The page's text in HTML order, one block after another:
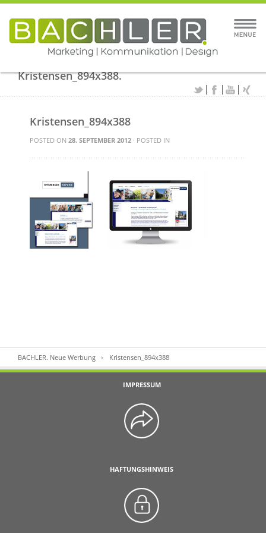
Kristensen_894x388.
Kristensen_894x388
POSTED ON28. SEPTEMBER 2012 · POSTED IN
BACHLER. Neue Werbung Kristensen_894x388
IMPRESSUM
HAFTUNGSHINWEIS